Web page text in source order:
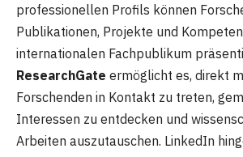
professionellen Profils können
Publikationen, Projekte und
internationalen Fachpublikum
ResearchGate ermöglicht es, direkt
Forschenden in Kontakt zu treten,
Interessen zu entdecken und
Arbeiten auszutauschen. LinkedIn